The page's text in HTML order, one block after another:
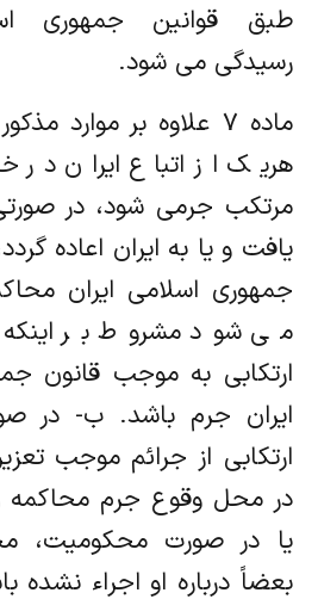
طبق قوانین جمهوری
رسیدگی می شود.
ماده ۷ علاوه بر موارد
هریک از اتباع ایران در
مرتکب جرمی شود، در
یافت و یا به ایران اعاده
جمهوری اسلامی ایران
می شود مشروط بر
ارتکابی به موجب قانون
ایران جرم باشد. ب- در
ارتکابی از جرائم موجب
در محل وقوع جرم محاکمه
یا در صورت محکومیت،
بعضاً درباره او اجراء